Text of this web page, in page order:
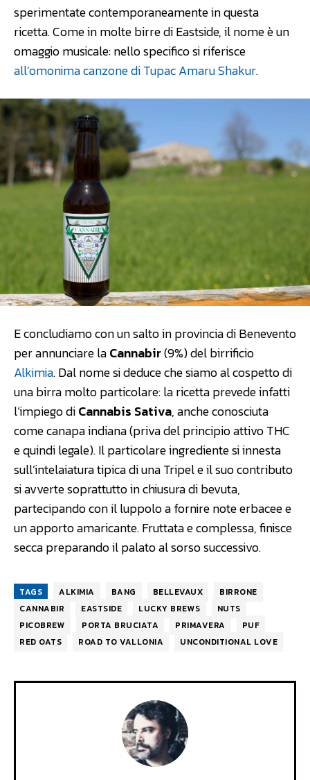
sperimentate contemporaneamente in questa
ricetta. Come in molte birre di Eastside, il nome è un
omaggio musicale: nello specifico si riferisce
all’omonima canzone di Tupac Amaru Shakur.
E concludiamo con un salto in provincia di Benevento
per annunciare laCannabir(9%) del birrificio
Alkimia. Dal nome si deduce che siamo al cospetto di
una birra molto particolare: la ricetta prevede infatti
l’impiego diCannabis Sativa, anche conosciuta
come canapa indiana (priva del principio attivo THC
e quindi legale). Il particolare ingrediente si innesta
sull’intelaiatura tipica di una Tripel e il suo contributo
si avverte soprattutto in chiusura di bevuta,
partecipando con il luppolo a fornire note erbacee e
un apporto amaricante. Fruttata e complessa, finisce
secca preparando il palato al sorso successivo.
TAGS ALKIMIA BANG BELLEVAUX
BIRRONE
CANNABIR
EASTSIDE LUCKY BREWS
NUTS
PICOBREW
PORTA BRUCIATA PRIMAVERA
PUF
RED OATS
ROAD TO VALLONIA UNCONDITIONAL LOVE